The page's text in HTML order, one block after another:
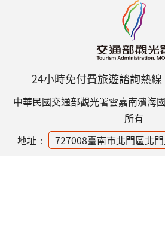
24小時免付費旅遊諮詢熱線
中華民國交通部觀光署雲嘉南濱海
所有
地址：
727008臺南市北門區北